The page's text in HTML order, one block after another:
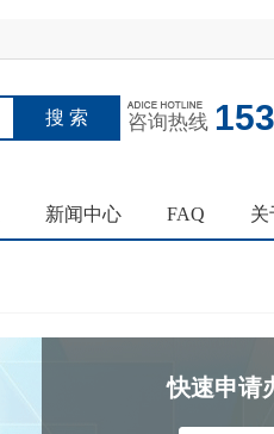
咨询热线
新闻中心 FAQ 关
快速申请